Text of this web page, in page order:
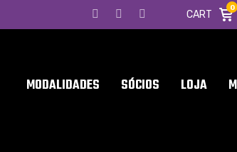
CART
0
MODALIDADES SÓCIOS LOJA